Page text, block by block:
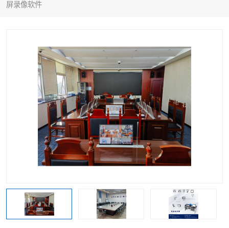
屏录像软件